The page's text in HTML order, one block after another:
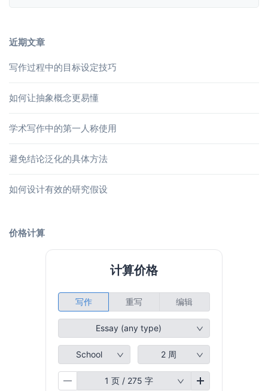
近期文章
写作过程中的目标设定技巧
如何让抽象概念更易懂
学术写作中的第一人称使用
避免结论泛化的具体方法
如何设计有效的研究假设
价格计算